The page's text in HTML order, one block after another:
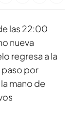
las 22:00
nueva
regresa a la
paso por
mano de